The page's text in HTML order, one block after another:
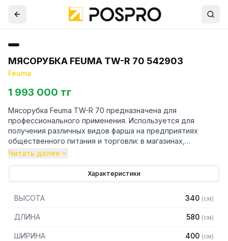
МЯСОРУБКА FEUMA TW-R 70 542903
Feuma
1 993 000 тг
Мясорубка Feuma TW-R 70 предназначена для
профессионального применения. Используется для
получения различных видов фарша на предприятиях
общественного питания и торговли: в магазинах,
супермаркетах, столовых и ресторанах.
- корпус из нержавеющей стали
- мощный двигатель со специальным редуктором для
бесшумной работы
- скорость вращения вала 100 об/мин
Читать далее
Характеристики
ВЫСОТА 340 (см)
ДЛИНА 580 (см)
ШИРИНА 400 (см)